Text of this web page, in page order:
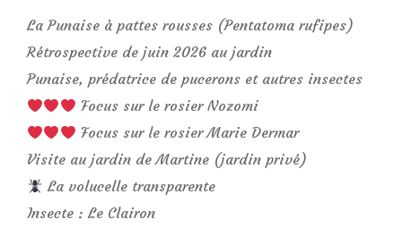
La Punaise à pattes rousses (Pentatoma rufipes)
Rétrospective de juin 2026 au jardin
Punaise, prédatrice de pucerons et autres insectes
Focus sur le rosier Nozomi
Focus sur le rosier Marie Dermar
Visite au jardin de Martine (jardin privé)
La volucelle transparente
Insecte : Le Clairon